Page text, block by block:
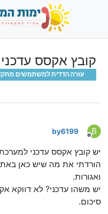
קובץ אקסס
עזרה הדדית למשתמשים
B
מנותק
by6199
יש קובץ אקסס עדכני
הורדתי את מה שיש כאן
ואגורות.
יש משהו עדכני? לא דווקא
סיכום.